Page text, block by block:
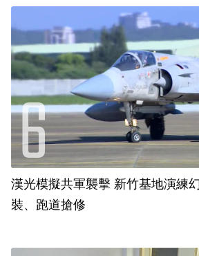
漢光模擬共軍襲擊 新竹基地演練
裝、跑道搶修